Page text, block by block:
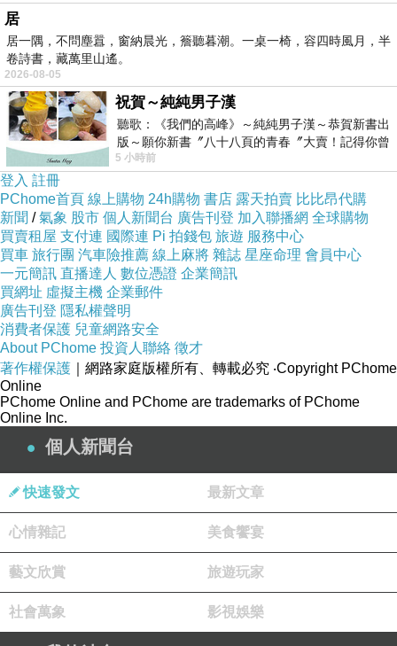
理”新要求，是交通建設理論和實踐的重大創新，
是科學發展觀的具體體現，它創造性地將現代工
程管理的理論、方法和手段應用到公路建設領
域，賦予瞭新時期公路建設管理豐富的內涵和嶄
新的活力，是我國公路建設管理方式的一個歷史
性飛躍，對我國公路建設管理加快與國際工程管
理接軌、全面提升現代工程管理水平具有重大意
義。他要求全省交通系統虛心學習借鑒兄弟省份
的好經驗、好做法，以全國高速公路施工標準化
活動現場會在陜召開為契機，以現代工程管理為
主線，以施工標準化活動為載體，勇於實踐，再
接再厲，著力構建“五化”管理的長效機制，不斷
提高公路建設管理水平。馮西寧在介紹陜西高速
公路施工標準化活動時說，以現代工程管理為核
心，以提升工程品質為目標，以施工標準化為著
力點，開展高速公路施工標準化活動是建設精品
工程，建設百年大計工程的需要。去年我省召開
形成比學趕超、爭先創優的良好局面，高速公路
建設管理水平得到顯著提高。一是因地制宜，探
索創新，著力構建工程管理制度體系；二是多措
並舉，重點突破，強力推進施工標準化工作；三
是把好源頭，精心設計，夯實施工標準化工作基
礎；四是改進手段，創新技術，不斷提升現代工
居
居一隅，不問塵囂，窗納晨光，簷聽暮潮。一桌一椅，容四時風月，半
卷詩書，藏萬里山遙。
2026-08-05
祝賀～純純男子漢
聽歌：《我們的高峰》～純純男子漢～恭賀新書出
版～願你新書〞八十八頁的青春〞大賣！記得你曾
經在我的版留言…「好讚的圖^^感覺大家
5 小時前
登入 註冊
PChome首頁 線上購物 24h購物 書店 露天拍賣 比比昂代購
新聞 /氣象 股市 個人新聞台 廣告刊登 加入聯播網 全球購物
買賣租屋 支付連 國際連 Pi 拍錢包 旅遊 服務中心
買車 旅行團 汽車險推薦 線上麻將 雜誌 星座命理 會員中心
一元簡訊 直播達人 數位憑證 企業簡訊
買網址 虛擬主機 企業郵件
廣告刊登 隱私權聲明
消費者保護 兒童網路安全
About PChome 投資人聯絡 徵才
著作權保護 ｜網路家庭版權所有、轉載必究 ‧Copyright PChome
Online
PChome Online and PChome are trademarks of PChome
Online Inc.
個人新聞台
快速發文 最新文章
心情雜記 美食饗宴
藝文欣賞 旅遊玩家
社會萬象 影視娛樂